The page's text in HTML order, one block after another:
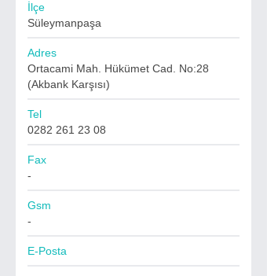
İlçe
Süleymanpaşa
Adres
Ortacami Mah. Hükümet Cad. No:28
(Akbank Karşısı)
Tel
0282 261 23 08
Fax
-
Gsm
-
E-Posta